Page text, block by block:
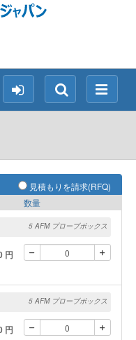
メ
ニ
検
索
ロ
グ
見積もりを請求(RFQ)
数量
5 AFM プローブボックス
円
5 AFM プローブボックス
円